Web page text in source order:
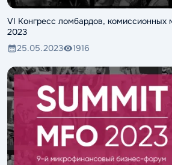
VI Конгресс ломбардов, комиссионных
2023
25.05.2023
1916